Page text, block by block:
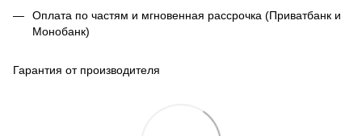
Оплата по частям и мгновенная рассрочка (Приватбанк и
Монобанк)
Гарантия от производителя